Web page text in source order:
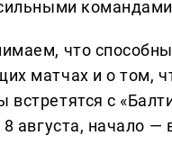
что
матчах и о том,
встретятся с
8 августа, начало —